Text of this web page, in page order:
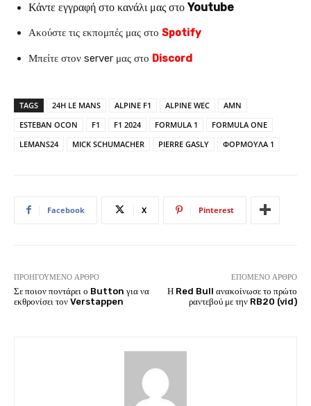
Κάντε εγγραφή στο κανάλι μας στο Youtube
Ακούστε τις εκπομπές μας στο Spotify
Μπείτε στον server μας στο Discord
TAGS 24H LE MANS ALPINE F1 ALPINE WEC
AMN
ESTEBAN OCON
F1 F1 2024 FORMULA 1
FORMULA ONE
LEMANS24
MICK SCHUMACHER PIERRE GASLY ΦΟΡΜΟΥΛΑ 1
Facebook X Pinterest
ΠΡΟΗΓΟΎΜΕΝΟ ΆΡΘΡΟ
Σε ποιον ποντάρει ο Button για να
εκθρονίσει τον Verstappen
ΕΠΌΜΕΝΟ ΆΡΘΡΟ
Η Red Bull ανακοίνωσε το πρώτο
ραντεβού με την RB20 (vid)